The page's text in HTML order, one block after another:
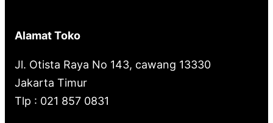
Alamat Toko
Jl. Otista Raya No 143, cawang 13330
Jakarta Timur
Tlp : 021 857 0831